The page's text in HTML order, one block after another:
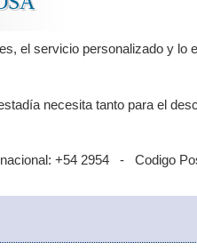
el servicio personalizado y lo
necesita tanto para el
+54 2954 - Codigo